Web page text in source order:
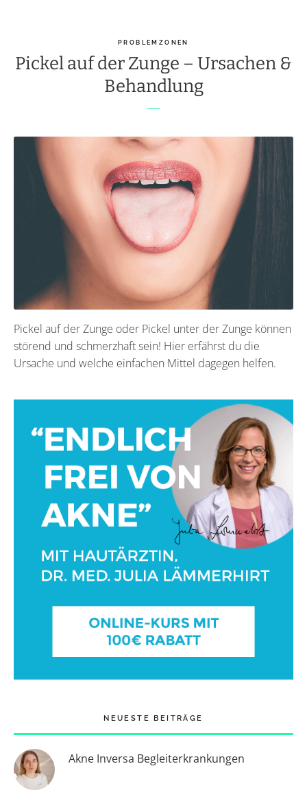
PROBLEMZONEN
Pickel auf der Zunge – Ursachen &
Behandlung
Pickel auf der Zunge oder Pickel unter der Zunge können
störend und schmerzhaft sein! Hier erfährst du die
Ursache und welche einfachen Mittel dagegen helfen.
NEUESTE BEITRÄGE
Akne Inversa Begleiterkrankungen